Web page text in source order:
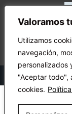
Valoramos
Utilizamos
navegación,
personalizados
"Aceptar todo",
cookies.
© Copyright